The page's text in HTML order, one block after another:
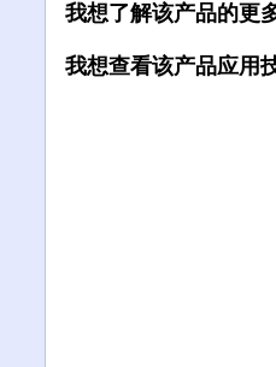
我想了解该产品的更
我想查看该产品应用